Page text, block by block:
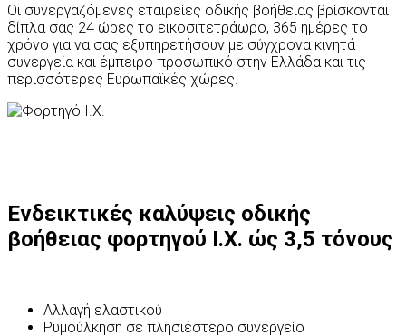
Οι συνεργαζόμενες εταιρείες οδικής βοήθειας βρίσκονται
δίπλα σας 24 ώρες το εικοσιτετράωρο, 365 ημέρες το
χρόνο για να σας εξυπηρετήσουν με σύγχρονα κινητά
συνεργεία και έμπειρο προσωπικό στην Ελλάδα και τις
περισσότερες Ευρωπαϊκές χώρες.
Ενδεικτικές καλύψεις οδικής
βοήθειας φορτηγού Ι.Χ. ώς 3,5 τόνους
Αλλαγή ελαστικού
Ρυμούλκηση σε πλησιέστερο συνεργείο